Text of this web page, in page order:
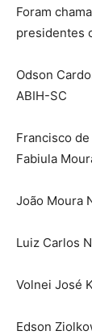
Foram
presidentes
Odson
ABIH-SC
Francisco
Fabiula
João Moura
Luiz Carlos
Volnei José
Edson